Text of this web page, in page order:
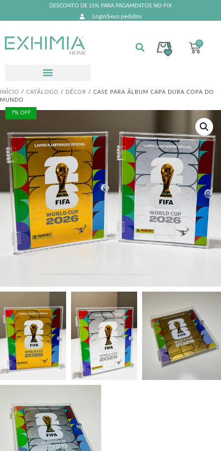
DESCONTO DE 15% PARA PAGAMENTOS NO PIX
LoginSeus pedidos
0
INÍCIO / CATÁLOGO / DÉCOR
/ CASE PARA ÁLBUM CAPA DURA COPA DO
MUNDO
7% OFF